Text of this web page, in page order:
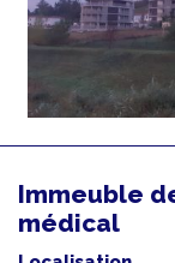
Immeuble
médical